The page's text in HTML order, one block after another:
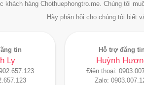
khách hàng Chothuephongtro.me. Chúng tôi
Hãy phản hồi cho chúng tôi biết
tin
Ly
Hỗ trợ đăng tin
Huỳnh
Điện thoại:
Zalo: